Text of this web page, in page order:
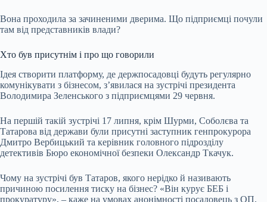
Вона проходила за зачиненими дверима. Що підприємці почули
там від представників влади?
Хто був присутнім і про що говорили
Ідея створити платформу, де держпосадовці будуть регулярно
комунікувати з бізнесом, зʼявилася на зустрічі президента
Володимира Зеленського з підприємцями 29 червня.
На першій такій зустрічі 17 липня, крім Шурми, Соболєва та
Татарова від держави були присутні заступник генпрокурора
Дмитро Вербицький та керівник головного підрозділу
детективів Бюро економічної безпеки Олександр Ткачук.
Чому на зустрічі був Татаров, якого нерідко й називають
причиною посилення тиску на бізнес? «Він курує БЕБ і
прокуратуру», – каже на умовах анонімності посадовець з ОП,